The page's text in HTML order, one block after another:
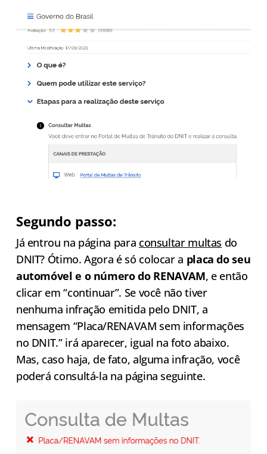
Segundo passo:
Já entrou na página para consultar multas do
DNIT? Ótimo. Agora é só colocar a placa do seu
automóvel e o número do RENAVAM, e então
clicar em “continuar”. Se você não tiver
nenhuma infração emitida pelo DNIT, a
mensagem “Placa/RENAVAM sem informações
no DNIT.” irá aparecer, igual na foto abaixo.
Mas, caso haja, de fato, alguma infração, você
poderá consultá-la na página seguinte.